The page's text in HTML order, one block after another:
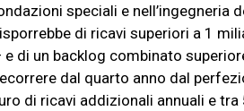
speciali e nell’ingegneria
di ricavi superiori a 1
e di un backlog combinato
dal quarto anno dal
di ricavi addizionali annuali e